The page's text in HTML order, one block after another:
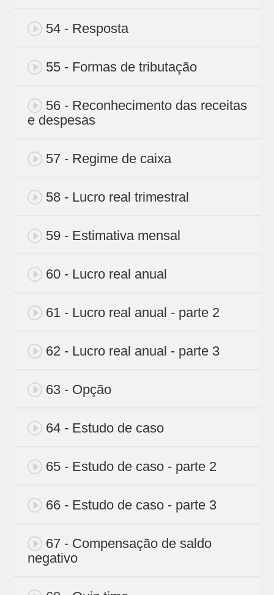
54 - Resposta
55 - Formas de tributação
56 - Reconhecimento das receitas
e despesas
57 - Regime de caixa
58 - Lucro real trimestral
59 - Estimativa mensal
60 - Lucro real anual
61 - Lucro real anual - parte 2
62 - Lucro real anual - parte 3
63 - Opção
64 - Estudo de caso
65 - Estudo de caso - parte 2
66 - Estudo de caso - parte 3
67 - Compensação de saldo
negativo